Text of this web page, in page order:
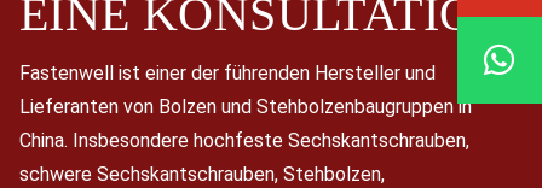
EINE KONSULTATION
Fastenwell ist einer der führenden Hersteller und
Lieferanten von Bolzen und Stehbolzenbaugruppen in
China. Insbesondere hochfeste Sechskantschrauben,
schwere Sechskantschrauben, Stehbolzen,